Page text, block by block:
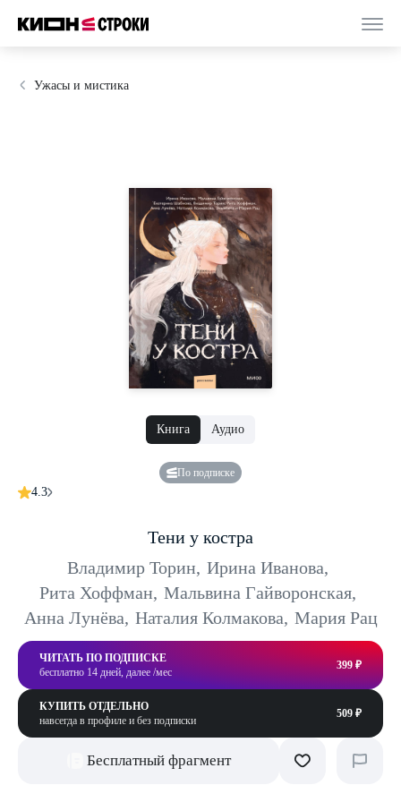
Ужасы и мистика
Книга Аудио
По подписке
4.3
Тени у костра
Владимир Торин, Ирина Иванова,
Рита Хоффман, Мальвина Гайворонская,
Анна Лунёва, Наталия Колмакова, Мария Рац
ЧИТАТЬ ПО ПОДПИСКЕ
бесплатно 14 дней, далее /мес
399 ₽
КУПИТЬ ОТДЕЛЬНО
навсегда в профиле и без подписки
509 ₽
Бесплатный фрагмент